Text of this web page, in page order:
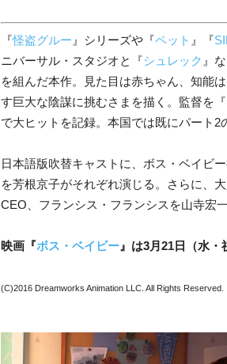
『怪盗グルー 』シリーズや『ペット 』『
ニバーサル・スタジオと『シュレック 』
を組んだ本作。見た目は赤ちゃん、知能
す巨大な陰謀に挑むさまを描く。監督を『
で大ヒットを記録。本国では既にパート2
日本語版吹替キャストに、ボス・ベイビ
を芳根京子がそれぞれ演じる。さらに、
CEO、フランシス・フランシスを山寺宏
映画『ボス・ベイビー 』は3月21日（水・
(C)2016 Dreamworks Animation LLC. All Rights Reserved.